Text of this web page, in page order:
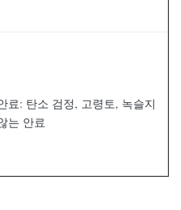
료: 탄소 검정, 고령토, 녹슬지
는 안료